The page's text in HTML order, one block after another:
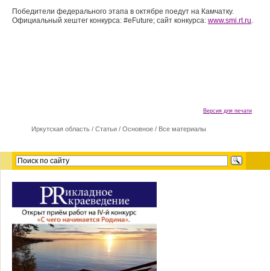
Победители федерального этапа в октябре поедут на Камчатку.
Официальный хештег конкурса: #eFuture; сайт конкурса: www.smi.rt.ru.
Версия для печати
Иркутская область / Cтатьи / Основное / Все материалы